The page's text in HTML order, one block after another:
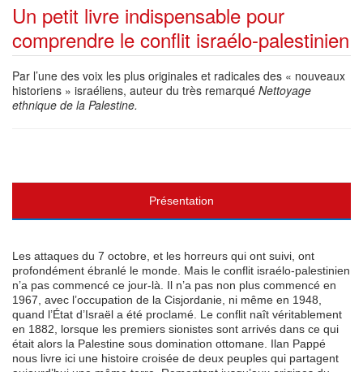
Un petit livre indispensable pour
comprendre le conflit israélo-palestinien
Par l’une des voix les plus originales et radicales des « nouveaux
historiens » israéliens, auteur du très remarqué Nettoyage
ethnique de la Palestine.
Présentation
Les attaques du 7 octobre, et les horreurs qui ont suivi, ont
profondément ébranlé le monde. Mais le conflit israélo-palestinien
n’a pas commencé ce jour-là. Il n’a pas non plus commencé en
1967, avec l’occupation de la Cisjordanie, ni même en 1948,
quand l’État d’Israël a été proclamé. Le conflit naît véritablement
en 1882, lorsque les premiers sionistes sont arrivés dans ce qui
était alors la Palestine sous domination ottomane. Ilan Pappé
nous livre ici une histoire croisée de deux peuples qui partagent